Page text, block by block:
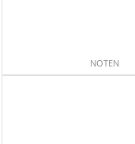
NOTEN